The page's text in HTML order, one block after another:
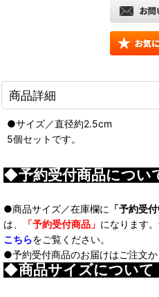
商品詳細
●サイズ／直径約2.5cm
5個セットです。
◆予約受付商品につい
●商品サイズ／在庫欄に 「予約受付
は、
「予約受付商品」 になります
こちらをご覧ください。
●予約受付商品のお届けはご注文か
◆商品サイズについて